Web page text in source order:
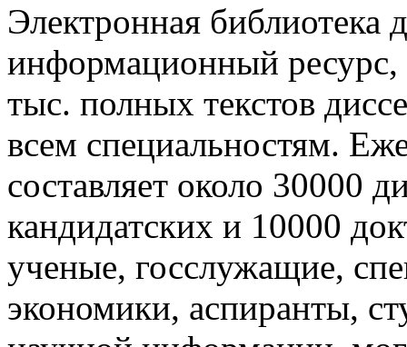
Электронная библиотека
информационный
тыс. полных текстов
всем специальностям.
составляет около 30000
кандидатских и 10000
ученые, госслужащие,
экономики, аспиранты,